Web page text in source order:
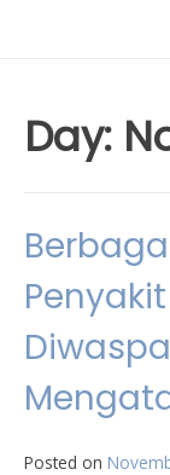
Day:
Posted on